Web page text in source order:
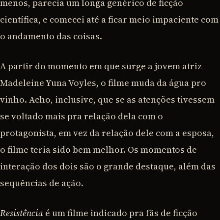
menos, parecia um longa genérico de ficção
científica, e comecei até a ficar meio impaciente com
o andamento das coisas.
A partir do momento em que surge a jovem atriz
Madeleine Yuna Voyles, o filme muda da água pro
vinho. Acho, inclusive, que se as atenções tivessem
se voltado mais pra relação dela com o
protagonista, em vez da relação dele com a esposa,
o filme teria sido bem melhor. Os momentos de
interação dos dois são o grande destaque, além das
sequências de ação.
Resistência é um filme indicado pra fãs de ficção